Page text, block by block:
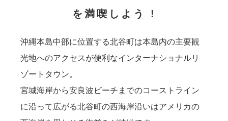
を満喫しよう !
沖縄本島中部に位置する北谷町は本島内の主要観
光地へのアクセスが便利なインターナショナルリ
ゾートタウン。
宮城海岸から安良波ビーチまでのコーストライン
に沿って広がる北谷町の西海岸沿いはアメリカの